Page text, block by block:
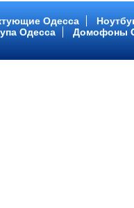
Одесса
Одесса
Домофоны